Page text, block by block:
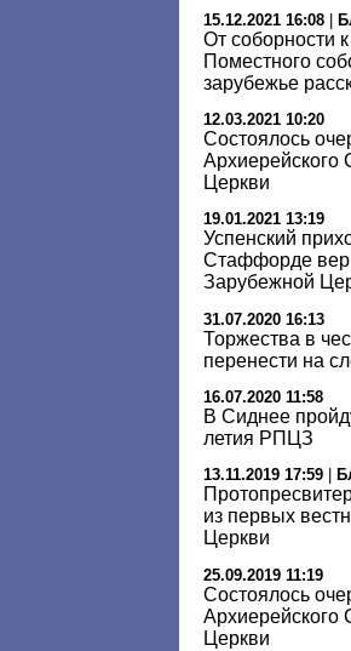
15.12.2021 16:08 |
От соборности
Поместного
зарубежье
12.03.2021 10:20
Состоялось
Архиерейского
Церкви
19.01.2021 13:19
Успенский
Стаффорде
Зарубежной
31.07.2020 16:13
Торжества в
перенести на
16.07.2020 11:58
В Сиднее
летия РПЦЗ
13.11.2019 17:59
из первых
Церкви
25.09.2019 11:19
Состоялось
Архиерейского
Церкви